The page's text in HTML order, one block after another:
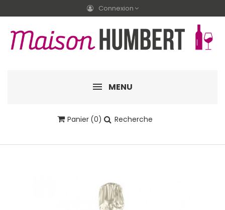
Connexion
MENU
Panier (0) Recherche